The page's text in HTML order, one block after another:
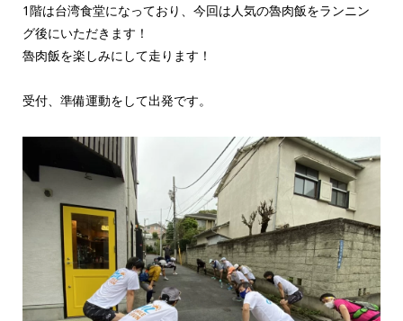
1階は台湾食堂になっており、今回は人気の魯肉飯をランニン
グ後にいただきます！
魯肉飯を楽しみにして走ります！
受付、準備運動をして出発です。